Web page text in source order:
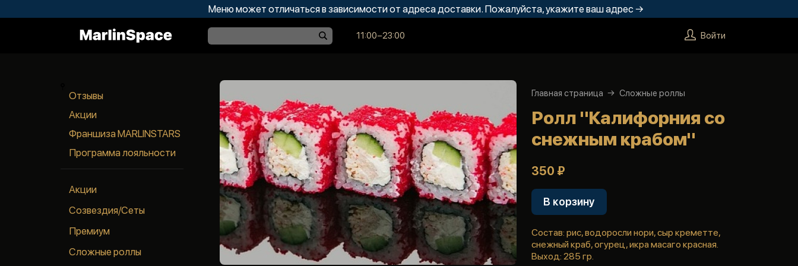
Меню может отличаться в зависимости от адреса доставки. Пожалуйста, укажите ваш адрес →
11:00−23:00 Войти
Отзывы
Акции
Франшиза MARLINSTARS
Программа лояльности
Акции
Созвездия/Сеты
Премиум
Сложные роллы
Главная страница Сложные роллы
Ролл "Калифорния со
снежным крабом"
350 ₽
В корзину
Состав: рис, водоросли нори, сыр креметте,
снежный краб, огурец, икра масаго красная.
Выход: 285 гр.